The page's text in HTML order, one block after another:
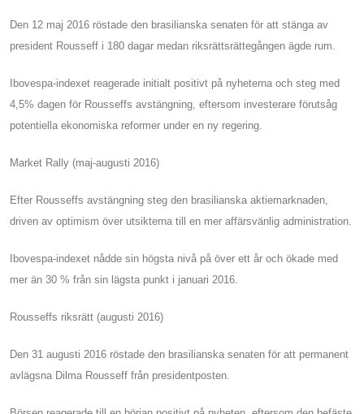
Den 12 maj 2016 röstade den brasilianska senaten för att stänga av
president Rousseff i 180 dagar medan riksrättsrättegången ägde rum.
Ibovespa-indexet reagerade initialt positivt på nyheterna och steg med
4,5% dagen för Rousseffs avstängning, eftersom investerare förutsåg
potentiella ekonomiska reformer under en ny regering.
Market Rally (maj-augusti 2016)
Efter Rousseffs avstängning steg den brasilianska aktiemarknaden,
driven av optimism över utsikterna till en mer affärsvänlig administration.
Ibovespa-indexet nådde sin högsta nivå på över ett år och ökade med
mer än 30 % från sin lägsta punkt i januari 2016.
Rousseffs riksrätt (augusti 2016)
Den 31 augusti 2016 röstade den brasilianska senaten för att permanent
avlägsna Dilma Rousseff från presidentposten.